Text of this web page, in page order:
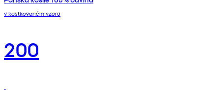
v kostkovaném vzoru
200